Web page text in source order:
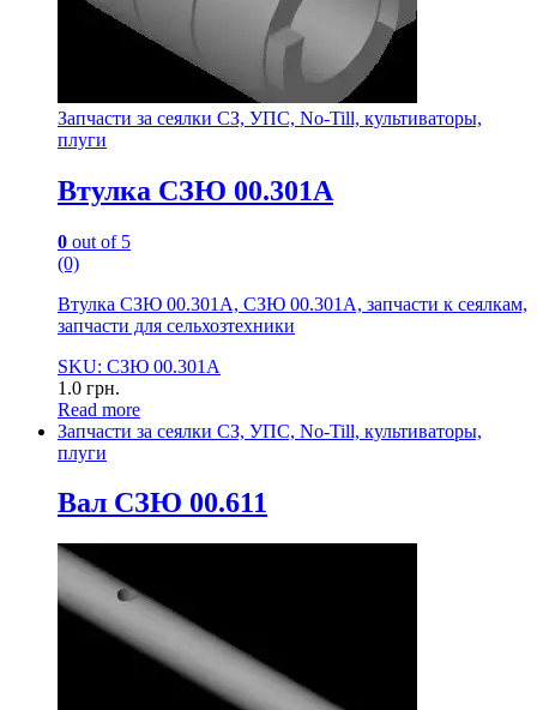
Запчасти за сеялки СЗ, УПС, No-Till, культиваторы,
плуги
Втулка СЗЮ 00.301А
0 out of 5
(0)
Втулка СЗЮ 00.301А, СЗЮ 00.301А, запчасти к сеялкам,
запчасти для сельхозтехники
SKU: СЗЮ 00.301А
1.0 грн.
Read more
Запчасти за сеялки СЗ, УПС, No-Till, культиваторы,
плуги
Вал СЗЮ 00.611